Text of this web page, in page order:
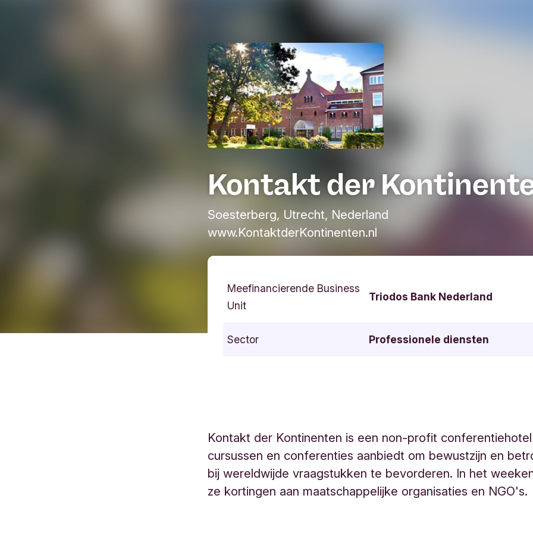
Kontakt der
Soesterberg, Utrecht, Nederland
www.KontaktderKontinenten.nl
Meefinancierende Business
Unit
Triodos Bank Nederland
Sector Professionele diensten
Kontakt der Kontinenten is een non-profit
cursussen en conferenties aanbiedt om bewustzijn en
bij wereldwijde vraagstukken te bevorderen. In het
ze kortingen aan maatschappelijke organisaties en NGO's.